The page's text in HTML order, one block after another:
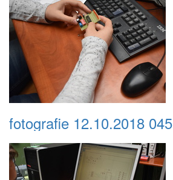
fotografie 12.10.2018 045